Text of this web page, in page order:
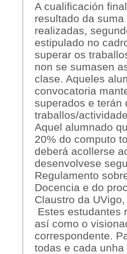
A cualificación
resultado da
realizadas,
estipulado no
superar os
non se sumasen
clase. Aqueles
convocatoria
superados e terán
traballos/
Aquel alumnado
20% do computo
deberá acollerse
desenvolvese
Regulamento
Docencia e do
Claustro da
Estes estudantes
así como o
correspondente.
todas e cada